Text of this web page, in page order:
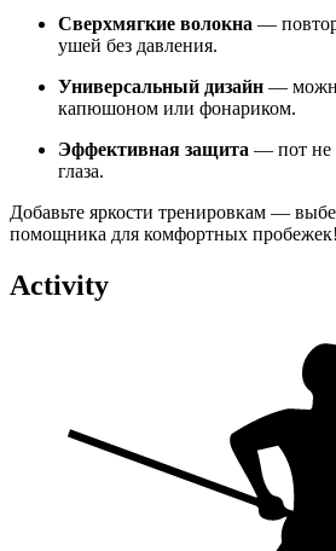
Сверхмягкие волокна —
ушей без давления.
Универсальный дизайн —
капюшоном или фонариком.
Эффективная защита — пот не
глаза.
Добавьте яркости тренировкам —
помощника для комфортных пробежек!
Activity